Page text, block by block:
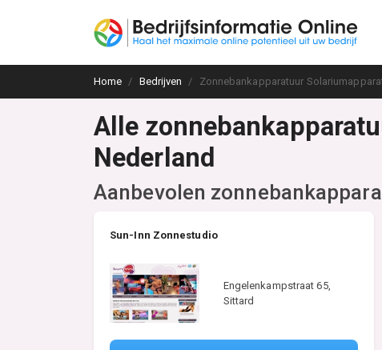
Home Bedrijven Zonnebankapparatuur
Alle
Nederland
Aanbevolen
Sun-Inn Zonnestudio
Engelenkampstraat 65,
Sittard